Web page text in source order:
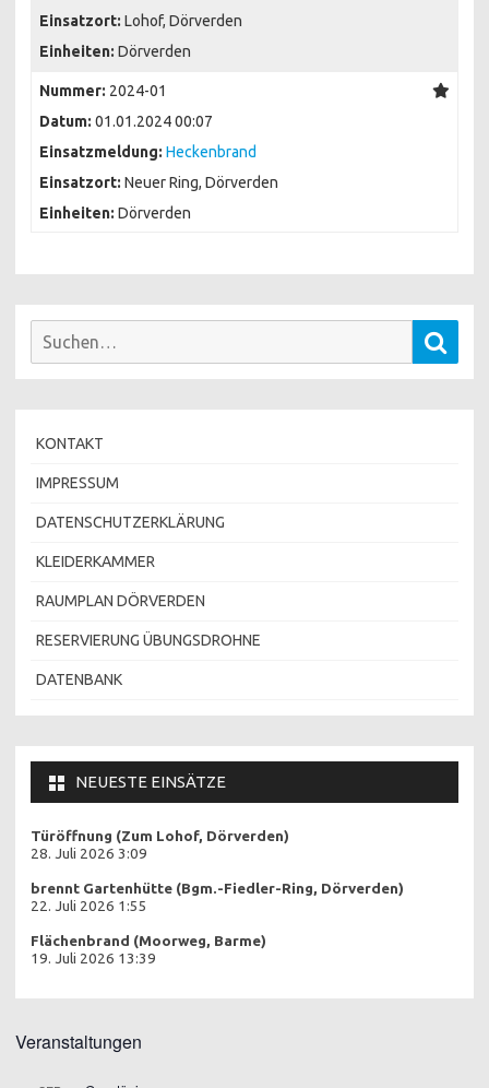
Einsatzort: Lohof, Dörverden
Einheiten: Dörverden
Nummer: 2024-01
Datum: 01.01.2024 00:07
Einsatzmeldung: Heckenbrand
Einsatzort: Neuer Ring, Dörverden
Einheiten: Dörverden
Suchen
KONTAKT
IMPRESSUM
DATENSCHUTZERKLÄRUNG
KLEIDERKAMMER
RAUMPLAN DÖRVERDEN
RESERVIERUNG ÜBUNGSDROHNE
DATENBANK
NEUESTE EINSÄTZE
Türöffnung (Zum Lohof, Dörverden)
28. Juli 2026 3:09
brennt Gartenhütte (Bgm.-Fiedler-Ring, Dörverden)
22. Juli 2026 1:55
Flächenbrand (Moorweg, Barme)
19. Juli 2026 13:39
Veranstaltungen